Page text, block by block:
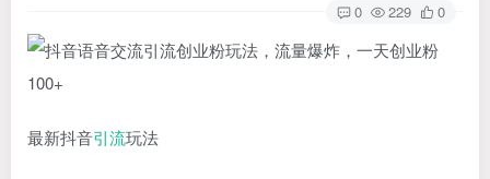
0 229 0
最新抖音引流玩法